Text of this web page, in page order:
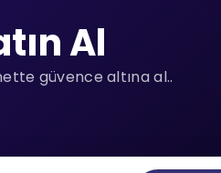
Al
güvence altına al..